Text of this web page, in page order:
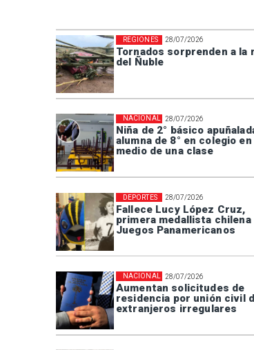
28/07/2026
Tornados sorprenden a la
del Ñuble
REGIONES
28/07/2026
Niña de 2° básico
alumna de 8° en colegio en
medio de una clase
NACIONAL
28/07/2026
Fallece Lucy López Cruz,
primera medallista chilena
Juegos Panamericanos
DEPORTES
28/07/2026
Aumentan solicitudes de
residencia por unión civil
extranjeros irregulares
NACIONAL